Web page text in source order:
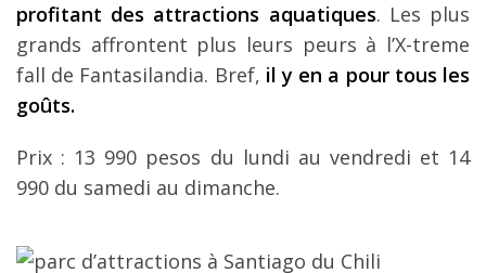
profitant des attractions aquatiques. Les plus
grands affrontent plus leurs peurs à l’X-treme
fall de Fantasilandia. Bref, il y en a pour tous les
goûts.
Prix : 13 990 pesos du lundi au vendredi et 14
990 du samedi au dimanche.